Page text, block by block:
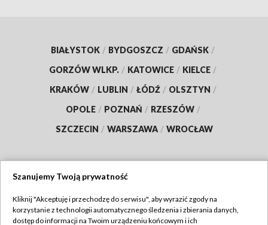
BIAŁYSTOK / BYDGOSZCZ / GDAŃSK /
GORZÓW WLKP. / KATOWICE / KIELCE /
KRAKÓW / LUBLIN / ŁÓDŹ / OLSZTYN /
OPOLE / POZNAŃ / RZESZÓW /
SZCZECIN / WARSZAWA / WROCŁAW
TVP
Szanujemy Twoją prywatność
Kliknij "Akceptuję i przechodzę do serwisu", aby wyrazić zgody na
korzystanie z technologii automatycznego śledzenia i zbierania danych,
dostęp do informacji na Twoim urządzeniu końcowym i ich